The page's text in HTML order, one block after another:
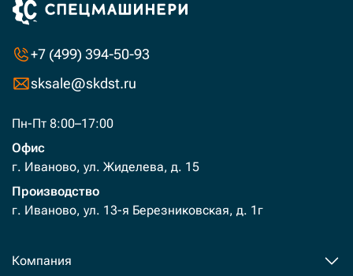
+7 (499) 394-50-93
sksale@skdst.ru
Пн-Пт 8:00–17:00
Офис
г. Иваново, ул. Жиделева, д. 15
Производство
г. Иваново, ул. 13-я Березниковская, д. 1г
Компания